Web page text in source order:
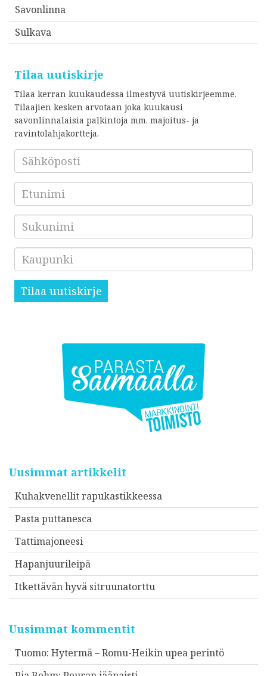
Savonlinna
Sulkava
Tilaa uutiskirje
Tilaa kerran kuukaudessa ilmestyvä uutiskirjeemme.
Tilaajien kesken arvotaan joka kuukausi
savonlinnalaisia palkintoja mm. majoitus- ja
ravintolahjakortteja.
Sähköposti
Etunimi
Sukunimi
Kaupunki
Tilaa uutiskirje
Uusimmat artikkelit
Kuhakvenellit rapukastikkeessa
Pasta puttanesca
Tattimajoneesi
Hapanjuurileipä
Itkettävän hyvä sitruunatorttu
Uusimmat kommentit
Tuomo: Hytermä – Romu-Heikin upea perintö